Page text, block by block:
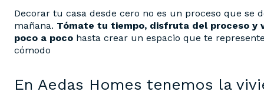
Decorar tu casa desde cero no es un proceso que se
mañana. Tómate tu tiempo, disfruta del proceso y
poco a poco hasta crear un espacio que te
cómodo
En Aedas Homes tenemos la